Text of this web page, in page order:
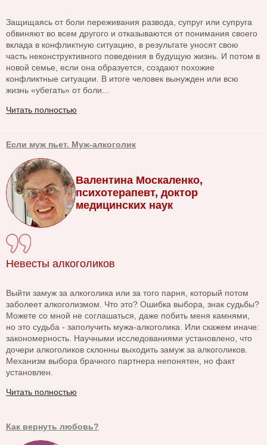
Защищаясь от боли переживания развода, супруг или супруга
обвиняют во всем другого и отказываются от понимания своего
вклада в конфликтную ситуацию, в результате уносят свою
часть неконструктивного поведения в будущую жизнь. И потом в
новой семье, если она образуется, создают похожие
конфликтные ситуации. В итоге человек вынужден или всю
жизнь «убегать» от боли...
Читать полностью
Если муж пьет. Муж-алкоголик
Валентина Москаленко,
психотерапевт, доктор
медицинских наук
Невесты алкоголиков
Выйти замуж за алкоголика или за того парня, который потом
заболеет алкоголизмом. Что это? Ошибка выбора, знак судьбы?
Можете со мной не соглашаться, даже побить меня камнями,
но это судьба - заполучить мужа-алкоголика. Или скажем иначе:
закономерность. Научными исследованиями установлено, что
дочери алкоголиков склонны выходить замуж за алкоголиков.
Механизм выбора брачного партнера непонятен, но факт
установлен.
Читать полностью
Как вернуть любовь?